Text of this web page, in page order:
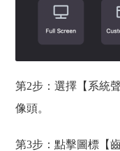
第2步：選擇【系統
像頭。
第3步：點擊圖標【